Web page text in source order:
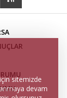
sitemizde
devam